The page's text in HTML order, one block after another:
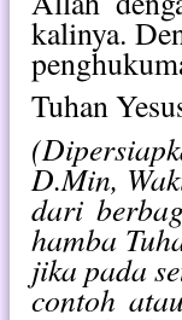
kalinya.
Tuhan
D.Min,
dari
hamba
jika pada
contoh